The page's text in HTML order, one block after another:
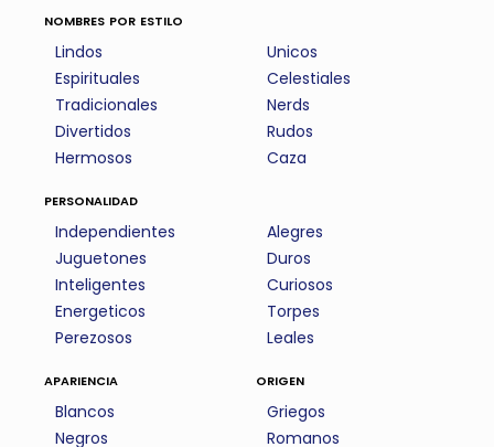
nombres por estilo
Lindos
Espirituales
Tradicionales
Divertidos
Hermosos
Unicos
Celestiales
Nerds
Rudos
Caza
personalidad
Independientes
Juguetones
Inteligentes
Energeticos
Perezosos
Alegres
Duros
Curiosos
Torpes
Leales
apariencia
Blancos
Negros
origen
Griegos
Romanos